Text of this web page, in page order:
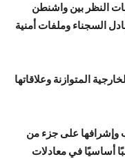
وجهات النظر بين واشنطن
السجناء وملفات أمنية
المتوازنة وعلاقاتها
وإشرافها على جزء من
أساسيًا في معادلات